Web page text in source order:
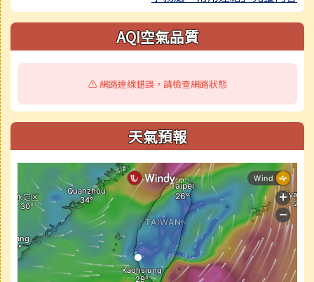
AQI空氣品質
⚠️ 網路連線錯誤，請檢查網路狀態
天氣預報